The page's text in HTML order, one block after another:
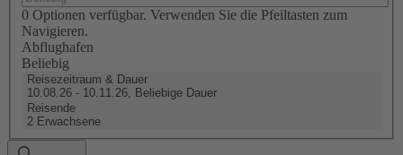
0 Optionen verfügbar. Verwenden Sie die Pfeiltasten zum
Navigieren.
Abflughafen
Beliebig
Reisezeitraum & Dauer
10.08.26 - 10.11.26, Beliebige Dauer
Reisende
2 Erwachsene